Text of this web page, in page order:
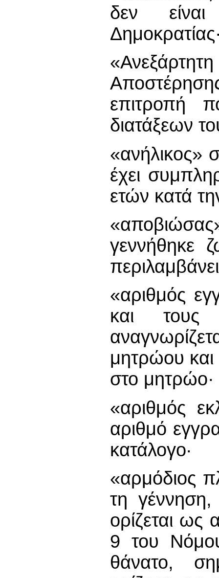
δεν
επιτροπή
διατάξεων
«ανήλικος»
έχει
ετών κατά
γεννήθηκε
«αριθμός
και
μητρώου
στο μητρώο·
«αριθμός
αριθμό
κατάλογο·
«αρμόδιος
τη
ορίζεται
9 του
θάνατο,